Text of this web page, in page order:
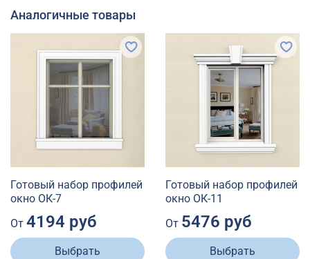
Аналогичные товары
Готовый набор профилей
окно ОК-7
От 4194 руб
Выбрать
Готовый набор профилей
окно ОК-11
От 5476 руб
Выбрать